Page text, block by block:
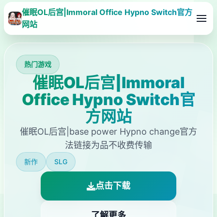
催眠OL后宫|Immoral Office Hypno Switch官方
网站
热门游戏
催眠OL后宫|Immoral
Office Hypno Switch官
方网站
催眠OL后宫|base power Hypno change官方
法链接为品不收费传输
新作 SLG
点击下载